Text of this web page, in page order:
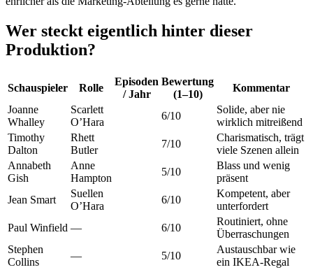
Wer steckt eigentlich hinter dieser
Produktion?
Schauspieler Rolle
Episoden
/ Jahr
Bewertung
(1–10)
Kommentar
Joanne
Whalley
Scarlett
O’Hara
6/10
Solide, aber nie
wirklich mitreißend
Timothy
Dalton
Rhett
Butler
7/10
Charismatisch, trägt
viele Szenen allein
Annabeth
Gish
Anne
Hampton
5/10
Blass und wenig
präsent
Jean Smart
Suellen
O’Hara
6/10
Kompetent, aber
unterfordert
Paul Winfield — 6/10
Routiniert, ohne
Überraschungen
Stephen
Collins
— 5/10
Austauschbar wie
ein IKEA-Regal